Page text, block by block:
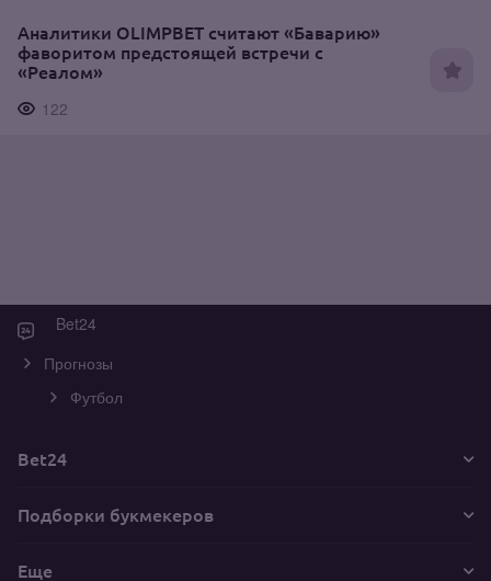
Аналитики OLIMPBET считают «Баварию»
фаворитом предстоящей встречи с
«Реалом»
122
Bet24
Прогнозы
Футбол
Bet24
Подборки букмекеров
Еще